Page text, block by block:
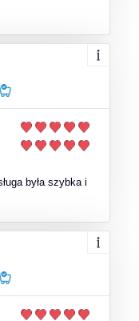
była szybka i